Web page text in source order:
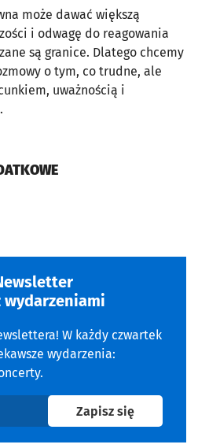
może dawać większą
i odwagę do reagowania
są granice. Dlatego chcemy
o tym, co trudne, ale
uważnością i
karcie
wydarzeniami
W każdy czwartek
wydarzenia:
Zapisz sięna